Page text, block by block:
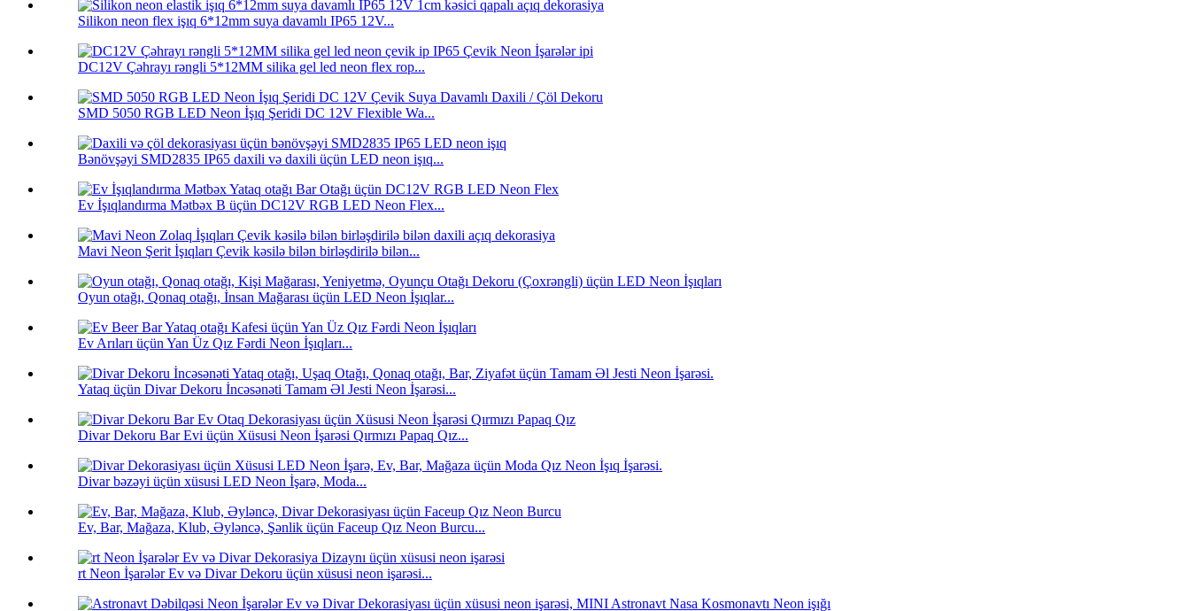
Silikon neon flex işıq 6*12mm suya davamlı IP65 12V...
DC12V Çəhrayı rəngli 5*12MM silika gel led neon flex rop...
SMD 5050 RGB LED Neon İşıq Şeridi DC 12V Flexible Wa...
Bənövşəyi SMD2835 IP65 daxili və daxili üçün LED neon işıq...
Ev İşıqlandırma Mətbəx B üçün DC12V RGB LED Neon Flex...
Mavi Neon Şerit İşıqları Çevik kəsilə bilən birləşdirilə bilən...
Oyun otağı, Qonaq otağı, İnsan Mağarası üçün LED Neon İşıqlar...
Ev Arıları üçün Yan Üz Qız Fərdi Neon İşıqları...
Yataq üçün Divar Dekoru İncəsənəti Tamam Əl Jesti Neon İşarəsi...
Divar Dekoru Bar Evi üçün Xüsusi Neon İşarəsi Qırmızı Papaq Qız...
Divar bəzəyi üçün xüsusi LED Neon İşarə, Moda...
Ev, Bar, Mağaza, Klub, Əyləncə, Şənlik üçün Faceup Qız Neon Burcu...
rt Neon İşarələr Ev və Divar Dekoru üçün xüsusi neon işarəsi...